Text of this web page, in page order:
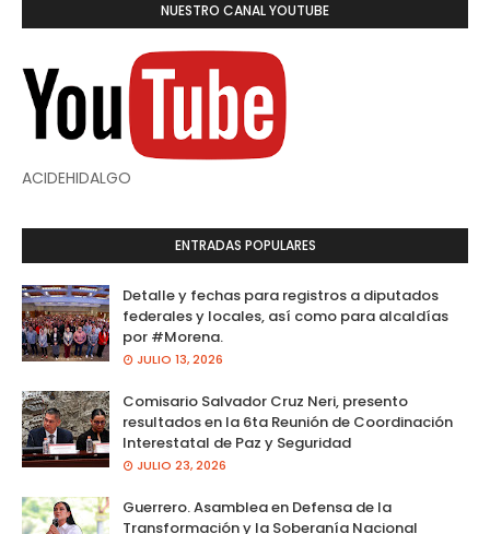
NUESTRO CANAL YOUTUBE
ACIDEHIDALGO
ENTRADAS POPULARES
Detalle y fechas para registros a diputados
federales y locales, así como para alcaldías
por #Morena.
JULIO 13, 2026
Comisario Salvador Cruz Neri, presento
resultados en la 6ta Reunión de Coordinación
Interestatal de Paz y Seguridad
JULIO 23, 2026
Guerrero. Asamblea en Defensa de la
Transformación y la Soberanía Nacional